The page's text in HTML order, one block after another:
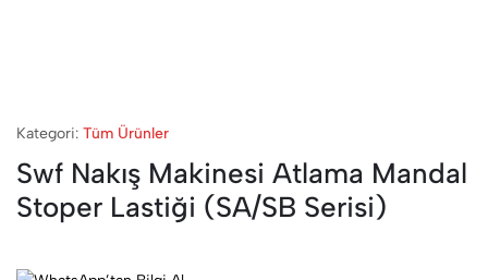
Kategori: Tüm Ürünler
Swf Nakış Makinesi Atlama Mandal
Stoper Lastiği (SA/SB Serisi)